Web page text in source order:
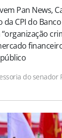
Pan News,
da CPI do
do senador